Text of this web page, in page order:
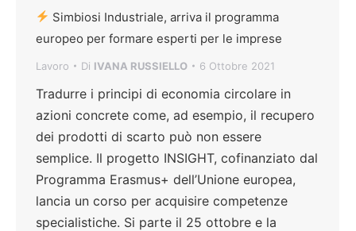
Simbiosi Industriale, arriva il programma
europeo per formare esperti per le imprese
Lavoro Di IVANA RUSSIELLO 6 Ottobre 2021
Tradurre i principi di economia circolare in
azioni concrete come, ad esempio, il recupero
dei prodotti di scarto può non essere
semplice. Il progetto INSIGHT, cofinanziato dal
Programma Erasmus+ dell’Unione europea,
lancia un corso per acquisire competenze
specialistiche. Si parte il 25 ottobre e la